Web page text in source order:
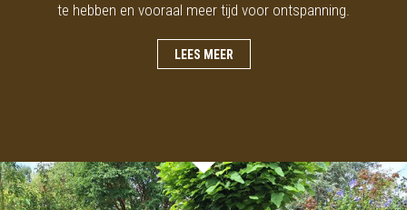
te hebben en vooraal meer tijd voor ontspanning.
LEES MEER